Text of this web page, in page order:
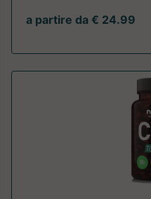
a partire da € 24.99